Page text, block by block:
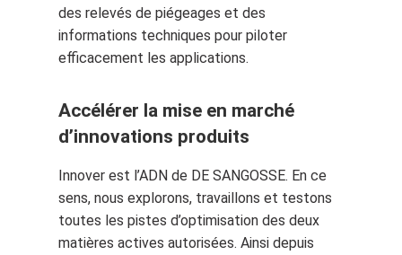
des relevés de piégeages et des
informations techniques pour piloter
efficacement les applications.
Accélérer la mise en marché
d’innovations produits
Innover est l’ADN de DE SANGOSSE. En ce
sens, nous explorons, travaillons et testons
toutes les pistes d’optimisation des deux
matières actives autorisées. Ainsi depuis